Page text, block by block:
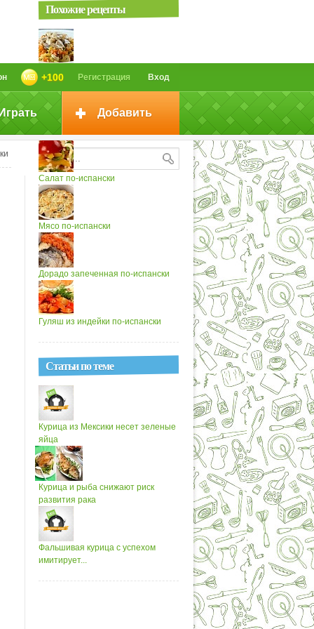
Вход
Регистрация
+100
Добавить
Похожие рецепты
с рисом...
Рис по-испански
Салат по-испански
Мясо по-испански
Дорадо запеченная по-испански
Гуляш из индейки по-испански
Статьи по теме
Курица из Мексики несет зеленые
яйца
Курица и рыба снижают риск
развития рака
Фальшивая курица с успехом
имитирует...